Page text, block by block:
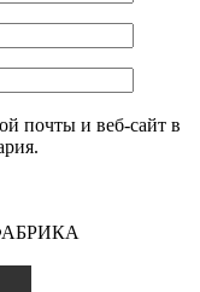
почты и веб-сайт в